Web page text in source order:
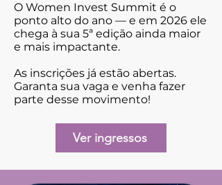
O Women Invest Summit é o
ponto alto do ano — e em 2026 ele
chega à sua 5ª edição ainda maior
e mais impactante.
As inscrições já estão abertas.
Garanta sua vaga e venha fazer
parte desse movimento!
Ver ingressos